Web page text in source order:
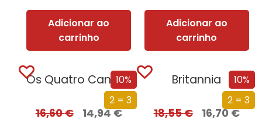
Adicionar ao
carrinho
Adicionar ao
carrinho
10%
2 = 3
Os Quatro Cantos do Império
16,60€ 14,94€
10%
2 = 3
Britannia
18,55€ 16,70€